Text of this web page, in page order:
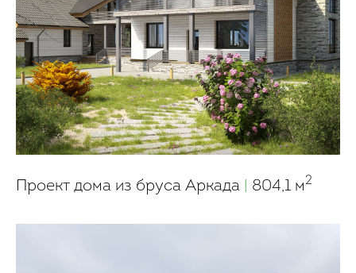
Проект дома из бруса Аркада 804,1 м2